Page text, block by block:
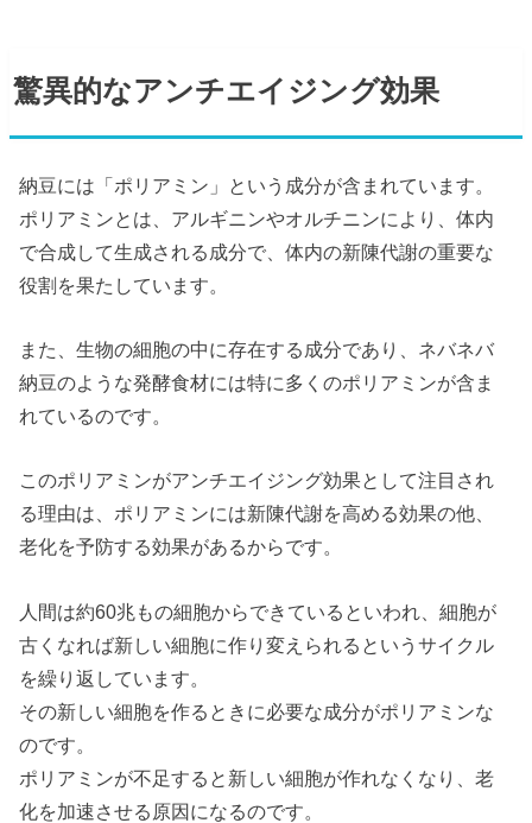
驚異的なアンチエイジング効果
納豆には「ポリアミン」という成分が含まれています。
ポリアミンとは、アルギニンやオルチニンにより、体内
で合成して生成される成分で、体内の新陳代謝の重要な
役割を果たしています。
また、生物の細胞の中に存在する成分であり、ネバネバ
納豆のような発酵食材には特に多くのポリアミンが含ま
れているのです。
このポリアミンがアンチエイジング効果として注目され
る理由は、ポリアミンには新陳代謝を高める効果の他、
老化を予防する効果があるからです。
人間は約60兆もの細胞からできているといわれ、細胞が
古くなれば新しい細胞に作り変えられるというサイクル
を繰り返しています。
その新しい細胞を作るときに必要な成分がポリアミンな
のです。
ポリアミンが不足すると新しい細胞が作れなくなり、老
化を加速させる原因になるのです。